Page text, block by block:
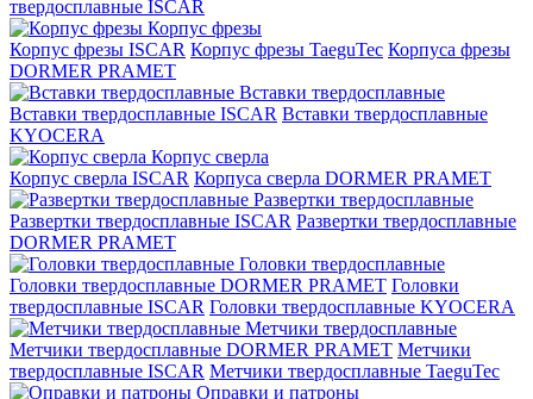
твердосплавные ISCAR
Корпус фрезы
Корпус фрезы ISCAR Корпус фрезы TaeguTec Корпуса фрезы
DORMER PRAMET
Вставки твердосплавные
Вставки твердосплавные ISCAR Вставки твердосплавные
KYOCERA
Корпус сверла
Корпус сверла ISCAR Корпуса сверла DORMER PRAMET
Развертки твердосплавные
Развертки твердосплавные ISCAR Развертки твердосплавные
DORMER PRAMET
Головки твердосплавные
Головки твердосплавные DORMER PRAMET Головки
твердосплавные ISCAR Головки твердосплавные KYOCERA
Метчики твердосплавные
Метчики твердосплавные DORMER PRAMET Метчики
твердосплавные ISCAR Метчики твердосплавные TaeguTec
Оправки и патроны